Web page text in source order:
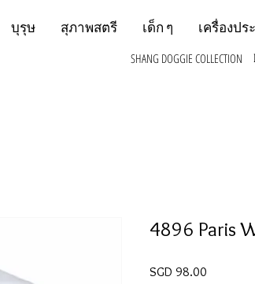
บุรุษ สุภาพสตรี เด็ก ๆ เครื่องปร
SHANG DOGGIE COLLECTION
4896 Paris
SGD 98.00